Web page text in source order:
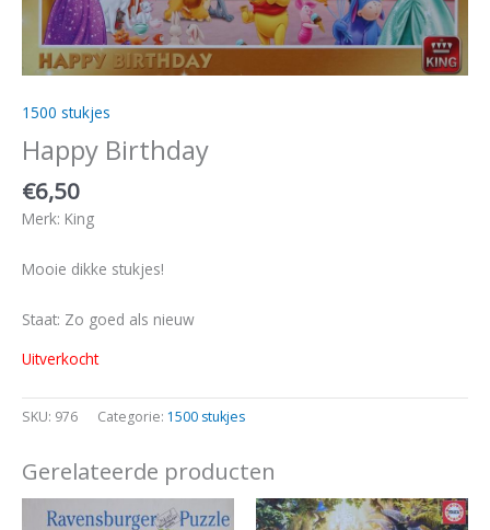
1500 stukjes
Happy Birthday
€6,50
Merk: King
Mooie dikke stukjes!
Staat: Zo goed als nieuw
Uitverkocht
SKU: 976 Categorie: 1500 stukjes
Gerelateerde producten